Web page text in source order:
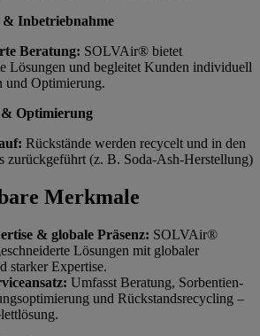
Inbetriebnahme
Beratung: SOLVAir® bietet
Lösungen und begleitet Kunden individuell
und Optimierung.
Optimierung
Rückstände werden recycelt und in den
zurückgeführt (z. B. Soda-Ash-Herstellung)
Merkmale
& globale Präsenz: SOLVAir®
Lösungen mit globaler
starker Expertise.
Umfasst Beratung, Sorbentien-
und Rückstandsrecycling –